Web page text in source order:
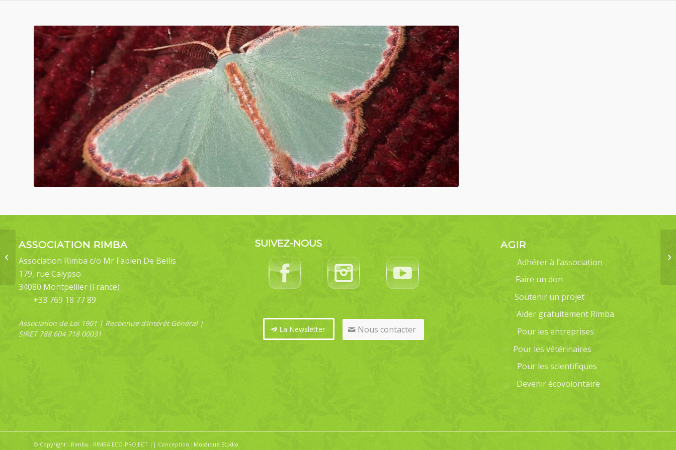
ASSOCIATION RIMBA
Association Rimba c/o Mr Fabien De Bellis
179, rue Calypso
34080 Montpellier (France)
+33 769 18 77 89
Association de Loi 1901 | Reconnue d’Intérêt Général |
SIRET 788 604 718 00031
SUIVEZ-NOUS
La Newsletter Nous contacter
AGIR
Adhérer à l’association
Faire un don
Soutenir un projet
Aider gratuitement Rimba
Pour les entreprises
Pour les vétérinaires
Pour les scientifiques
Devenir écovolontaire
© Copyright - Rimba - RIMBA ECO-PROJECT || Conception : Mosaïque Studio
Comostola meritaria